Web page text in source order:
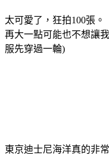
太可愛了，狂拍100張。
再大一點可能也不想讓
服先穿過一輪)
東京迪士尼海洋真的非